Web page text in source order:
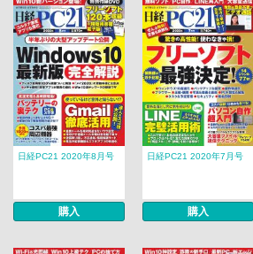
日経PC21 2020年8月号
購入
日経PC21 2020年7月号
購入